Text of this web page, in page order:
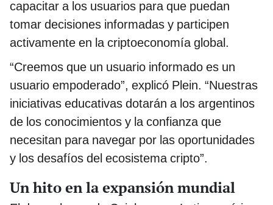
capacitar a los usuarios para que puedan
tomar decisiones informadas y participen
activamente en la criptoeconomía global.
“Creemos que un usuario informado es un
usuario empoderado”, explicó Plein. “Nuestras
iniciativas educativas dotarán a los argentinos
de los conocimientos y la confianza que
necesitan para navegar por las oportunidades
y los desafíos del ecosistema cripto”.
Un hito en la expansión mundial